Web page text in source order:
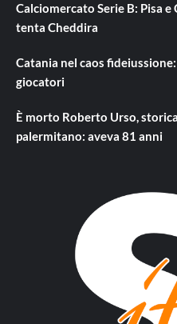
Calciomercato Serie B: Pisa
tenta Cheddira
Catania nel caos
giocatori
È morto Roberto Urso,
palermitano: aveva 81 anni